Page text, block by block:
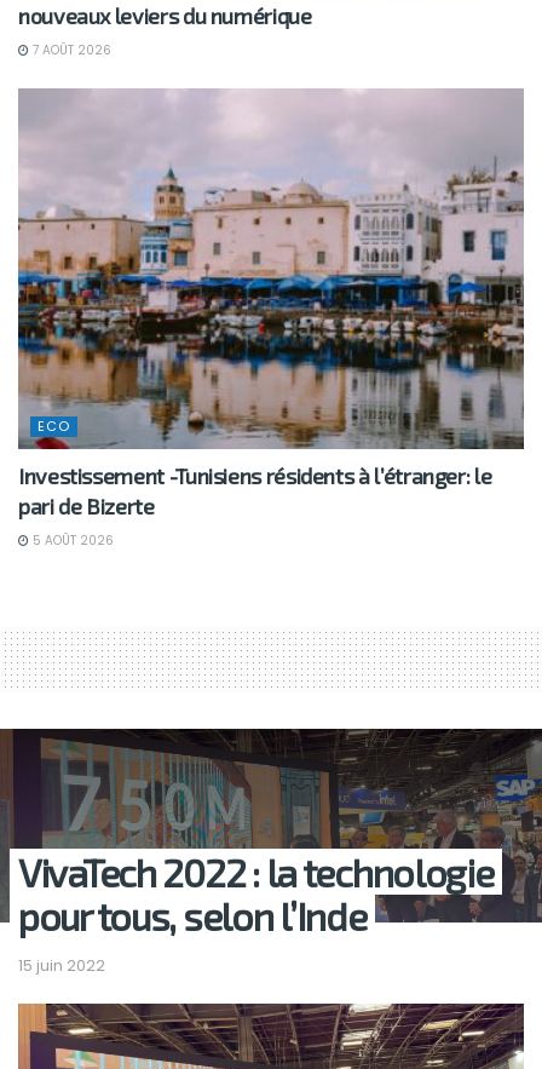
nouveaux leviers du numérique
7 AOÛT 2026
ECO
Investissement -Tunisiens résidents à l’étranger: le
pari de Bizerte
5 AOÛT 2026
VivaTech 2022 : la technologie
pour tous, selon l’Inde
15 juin 2022